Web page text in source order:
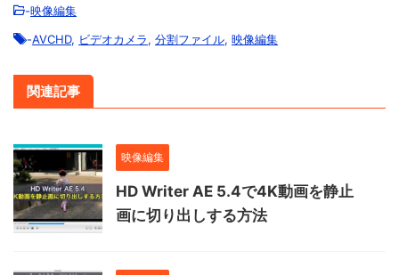
-映像編集
-AVCHD, ビデオカメラ, 分割ファイル, 映像編集
関連記事
映像編集
HD Writer AE 5.4で4K動画を静止
画に切り出しする方法